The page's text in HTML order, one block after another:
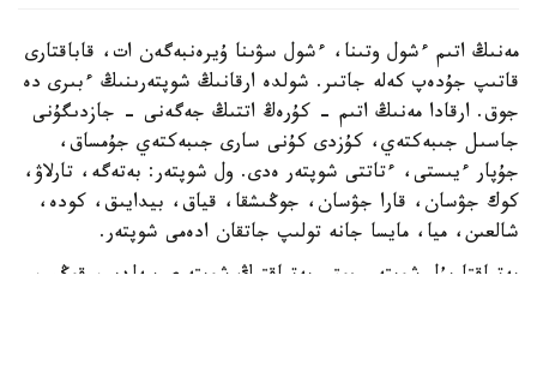
مەنىڭ اتىم ءشول وتىنا، ءشول سۋىنا ۇيرەنبەگەن ات، قاباقتارى
قاتىپ جۇدەپ كەلە جاتىر. شولدە ارقانىڭ شوپتەرىنىڭ ءبىرى دە
جوق. ارقادا مەنىڭ اتىم - كۇرەڭ اتتىڭ جەگەنى - جازدىگۇنى
جاسىل جىبەكتەي، كۇزدى كۇنى سارى جىبەكتەي جۇمساق،
جۇپار ءيىستى، ءتاتتى شوپتەر ەدى. ول شوپتەر: بەتەگە، تارلاۋ،
كوك جۋسان، قارا جۋسان، جوڭىشقا، قياق، بيدايىق، كودە،
شالعىن، ميا، مايسا جانە تولىپ جاتقان ادەمى شوپتەر.
بەتپاقتا بۇل شوپتەر جوق. بەتپاقتىڭ شوپتەرى سەلدىر، قوڭىر،